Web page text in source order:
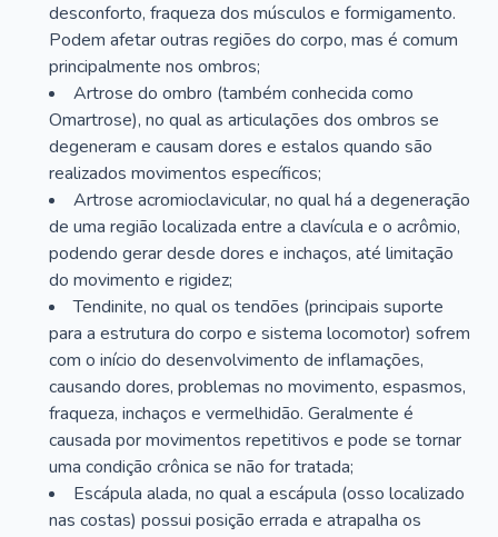
desconforto, fraqueza dos músculos e formigamento.
Podem afetar outras regiões do corpo, mas é comum
principalmente nos ombros;
Artrose do ombro (também conhecida como
Omartrose), no qual as articulações dos ombros se
degeneram e causam dores e estalos quando são
realizados movimentos específicos;
Artrose acromioclavicular, no qual há a degeneração
de uma região localizada entre a clavícula e o acrômio,
podendo gerar desde dores e inchaços, até limitação
do movimento e rigidez;
Tendinite, no qual os tendões (principais suporte
para a estrutura do corpo e sistema locomotor) sofrem
com o início do desenvolvimento de inflamações,
causando dores, problemas no movimento, espasmos,
fraqueza, inchaços e vermelhidão. Geralmente é
causada por movimentos repetitivos e pode se tornar
uma condição crônica se não for tratada;
Escápula alada, no qual a escápula (osso localizado
nas costas) possui posição errada e atrapalha os